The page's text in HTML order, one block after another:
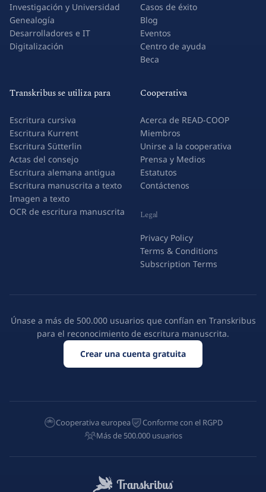
Investigación y Universidad
Genealogía
Desarrolladores e IT
Digitalización
Casos de éxito
Blog
Eventos
Centro de ayuda
Beca
Transkribus se utiliza para
Escritura cursiva
Escritura Kurrent
Escritura Sütterlin
Actas del consejo
Escritura alemana antigua
Escritura manuscrita a texto
Imagen a texto
OCR de escritura manuscrita
Cooperativa
Acerca de READ-COOP
Miembros
Unirse a la cooperativa
Prensa y Medios
Estatutos
Contáctenos
Legal
Privacy Policy
Terms & Conditions
Subscription Terms
Únase a más de 500.000 usuarios que confían en Transkribus
para el reconocimiento de escritura manuscrita.
Crear una cuenta gratuita
Cooperativa europea
Conforme con el RGPD
Más de 500.000 usuarios